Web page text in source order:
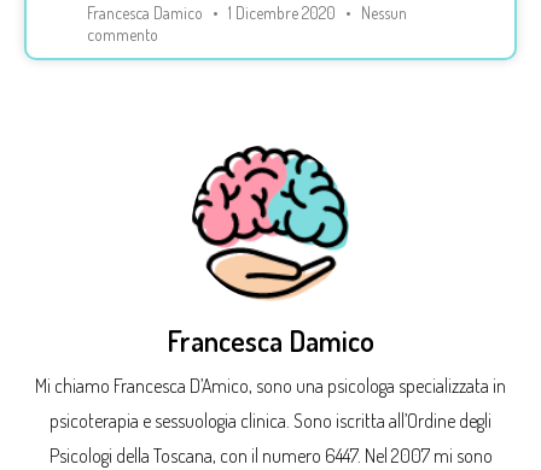
Francesca Damico 1 Dicembre 2020
Nessun
commento
Francesca Damico
Mi chiamo Francesca D’Amico, sono una psicologa specializzata in
psicoterapia e sessuologia clinica. Sono iscritta all’Ordine degli
Psicologi della Toscana, con il numero 6447. Nel 2007 mi sono